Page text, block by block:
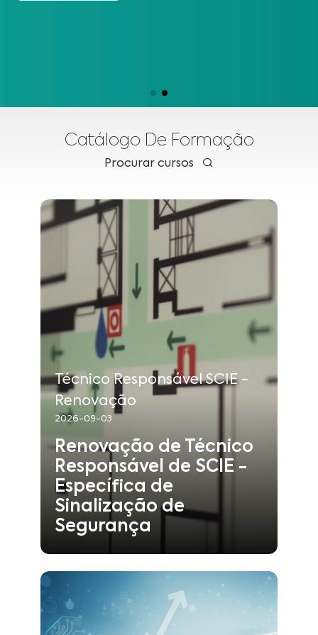
Catálogo De Formação
Procurar cursos
Técnico Responsável SCIE -
Renovação
2026-09-03
Renovação de Técnico
Responsável de SCIE -
Específica de
Sinalização de
Segurança
Início
:
2026-09-03
2026-09-03
Local
Vila Nova de Gaia
RSINAL.SETEMBRO.2026.P
Técnico Responsável SCIE -
Área
:
Segurança contra Incêndios
Saber mais
2026-09-07